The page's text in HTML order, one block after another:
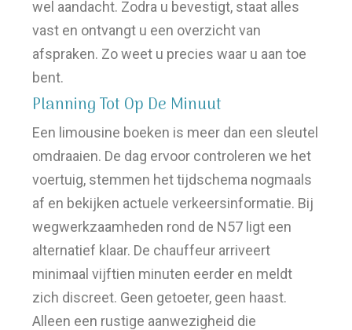
wel aandacht. Zodra u bevestigt, staat alles
vast en ontvangt u een overzicht van
afspraken. Zo weet u precies waar u aan toe
bent.
Planning Tot Op De Minuut
Een limousine boeken is meer dan een sleutel
omdraaien. De dag ervoor controleren we het
voertuig, stemmen het tijdschema nogmaals
af en bekijken actuele verkeersinformatie. Bij
wegwerkzaamheden rond de N57 ligt een
alternatief klaar. De chauffeur arriveert
minimaal vijftien minuten eerder en meldt
zich discreet. Geen getoeter, geen haast.
Alleen een rustige aanwezigheid die